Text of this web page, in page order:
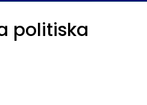
politiska